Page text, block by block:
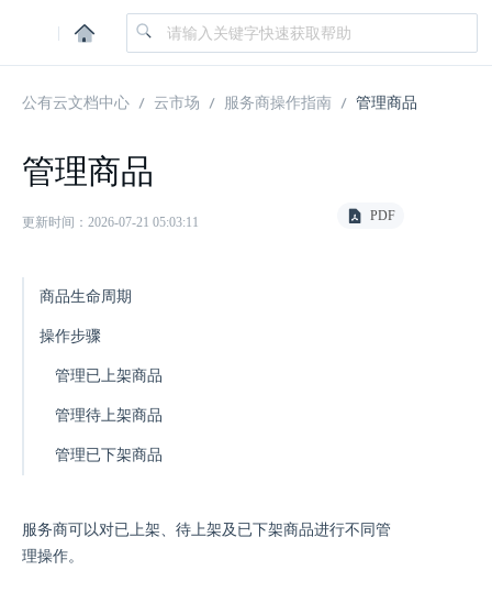
|
公有云文档中心 云市场 服务商操作指南 管理商品
管理商品
更新时间：2026-07-21 05:03:11 PDF
商品生命周期
操作步骤
管理已上架商品
管理待上架商品
管理已下架商品
服务商可以对已上架、待上架及已下架商品进行不同管
理操作。